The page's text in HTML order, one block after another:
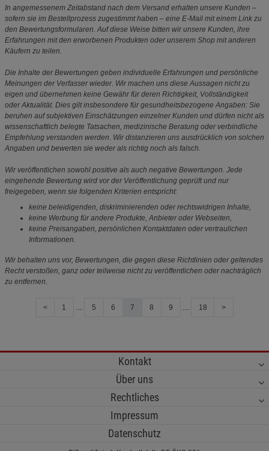
In angemessenem Zeitabstand nach dem Versand erhalten unsere Kunden –
sofern sie im Bestellprozess zugestimmt haben – eine E-Mail mit einem Link zu
den Bewertungsformularen. Auf diese Weise bitten wir unsere Kunden, ihre
Erfahrungen mit den erworbenen Produkten oder unserem Shop mit anderen
Käufern zu teilen.
Die Inhalte der Bewertungen geben individuelle Erfahrungen und persönliche
Meinungen der Verfasser wieder. Wir machen uns diese Aussagen nicht zu
eigen und übernehmen keine Gewähr für deren Richtigkeit, Vollständigkeit
oder Aktualität. Dies gilt insbesondere für gesundheitsbezogene Angaben: Sie
beruhen auf subjektiven Einschätzungen einzelner Kunden und dürfen nicht als
wissenschaftlich belegte Tatsachen, medizinische Beratung oder verbindliche
Empfehlung verstanden werden. Wir distanzieren uns ausdrücklich von solchen
Angaben und bewerten sie weder als richtig noch als falsch.
Wir veröffentlichen sowohl positive als auch negative Bewertungen. Jede
eingehende Bewertung wird vor der Veröffentlichung geprüft und nur
freigegeben, wenn sie folgenden Kriterien entspricht:
keine beleidigenden, diskriminierenden oder rechtswidrigen Inhalte,
keine Werbung für andere Produkte, Anbieter oder Webseiten,
keine Preisangaben, persönlichen Kontaktdaten oder vertraulichen
Informationen.
Wir behalten uns vor, Bewertungen, die gegen diese Richtlinien oder geltendes
Recht verstoßen, ganz oder teilweise nicht zu veröffentlichen oder nachträglich
zu entfernen.
< 1 .... 5 6 7 8 9 .... 18 >
Kontakt
Über uns
Rechtliches
Impressum
Datenschutz